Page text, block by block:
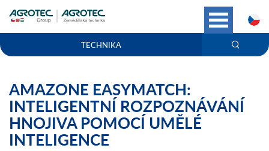
TECHNIKA
AMAZONE EASYMATCH:
INTELIGENTNÍ ROZPOZNÁVÁNÍ
HNOJIVA POMOCÍ UMĚLÉ
INTELIGENCE